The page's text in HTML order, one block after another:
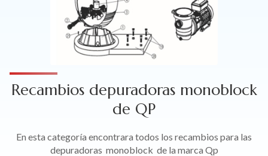
Recambios depuradoras monoblock
de QP
En esta categoría encontrara todos los recambios para las
depuradoras monoblock de la marca Qp